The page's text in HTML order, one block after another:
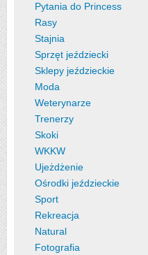
Pytania do Princess
Rasy
Stajnia
Sprzęt jeździecki
Sklepy jeździeckie
Moda
Weterynarze
Trenerzy
Skoki
WKKW
Ujeżdżenie
Ośrodki jeździeckie
Sport
Rekreacja
Natural
Fotografia